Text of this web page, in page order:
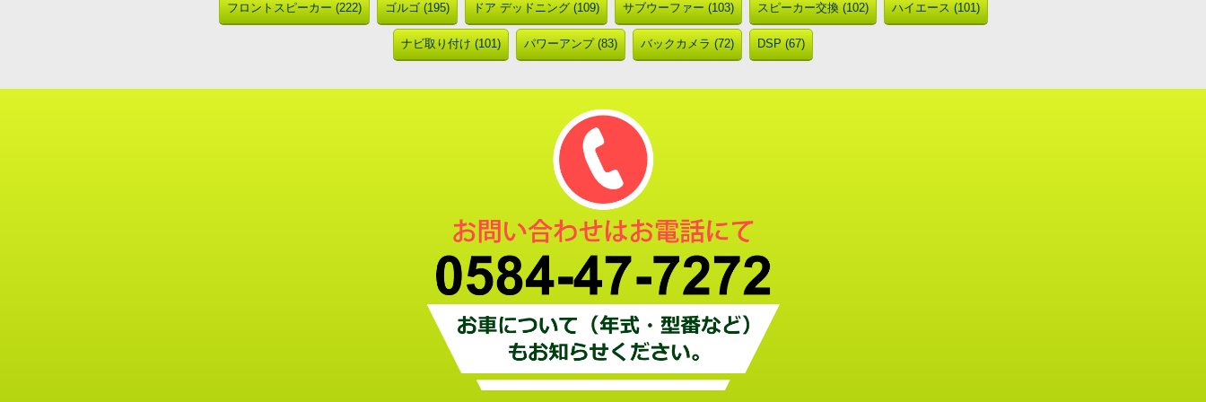
フロントスピーカー (222) ゴルゴ (195) ドア デッドニング (109) サブウーファー (103) スピーカー交換 (102) ハイエース (101)
ナビ取り付け (101) パワーアンプ (83) バックカメラ (72) DSP (67)